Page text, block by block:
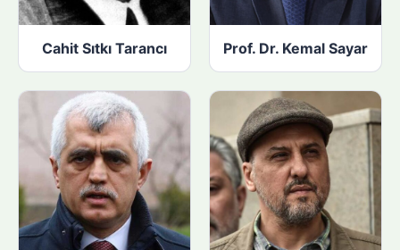
Cahit Sıtkı Tarancı Prof. Dr. Kemal Sayar